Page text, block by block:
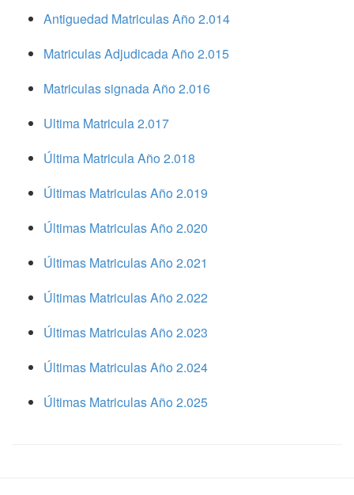
Antiguedad Matriculas Año 2.014
Matriculas Adjudicada Año 2.015
Matriculas signada Año 2.016
Ultima Matricula 2.017
Última Matricula Año 2.018
Últimas Matriculas Año 2.019
Últimas Matriculas Año 2.020
Últimas Matriculas Año 2.021
Últimas Matriculas Año 2.022
Últimas Matriculas Año 2.023
Últimas Matriculas Año 2.024
Últimas Matriculas Año 2.025